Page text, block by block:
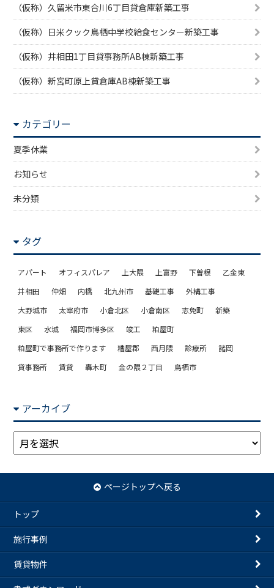
（仮称）久留米市東合川6丁目貸倉庫新築工事
（仮称）日米クック鳥栖中学校給食センター新築工事
（仮称）井相田1丁目貸事務所AB棟新築工事
（仮称）新宮町原上貸倉庫AB棟新築工事
カテゴリー
夏季休業
お知らせ
未分類
タグ
アパート オフィスパレア 上大隈 上富野 下曽根
乙金東
井相田
仲畑 内橋 北九州市 基礎工事
外構工事
大野城市
太宰府市 小倉北区 小倉南区 志免町
新築
東区
水城 福岡市博多区 竣工
粕屋町
粕屋町で事務所で作ります
糟屋郡 西月隈 診療所
諸岡
貸事務所
賃貸 轟木町 金の隈２丁目 鳥栖市
アーカイブ
ア
ー
ブ
ページトップへ戻る
トップ
施行事例
賃貸物件